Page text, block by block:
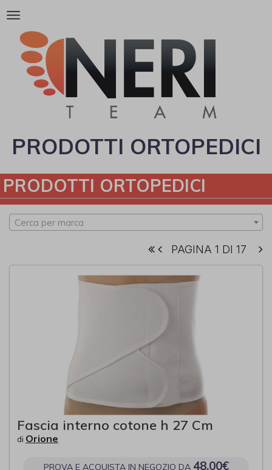
Attiva/disattiva
navigazione
PRODOTTI ORTOPEDICI
PRODOTTI ORTOPEDICI
Cerca per marca
PAGINA 1 DI 17
Fascia interno cotone h 27 Cm
di Orione
PROVA E ACQUISTA IN NEGOZIO DA 48,00€